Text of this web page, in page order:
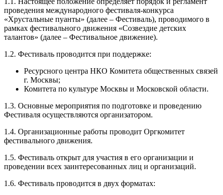
проведения международного фестиваля-конкурса
«Хрустальные пуанты» (далее – Фестиваль), проводимого в
рамках фестивального движения «Созвездие детских
талантов» (далее – Фестивальное движение).
1.2. Фестиваль проводится при поддержке:
Ресурсного центра НКО Комитета общественных связей
г. Москвы;
Комитета по культуре Москвы и Московской области.
1.3. Основные мероприятия по подготовке и проведению
Фестиваля осуществляются организатором.
1.4. Организационные работы проводит Оргкомитет
фестивального движения.
1.5. Фестиваль открыт для участия в его организации и
проведении всех заинтересованных лиц и организаций.
1.6. Фестиваль проводится в двух форматах: